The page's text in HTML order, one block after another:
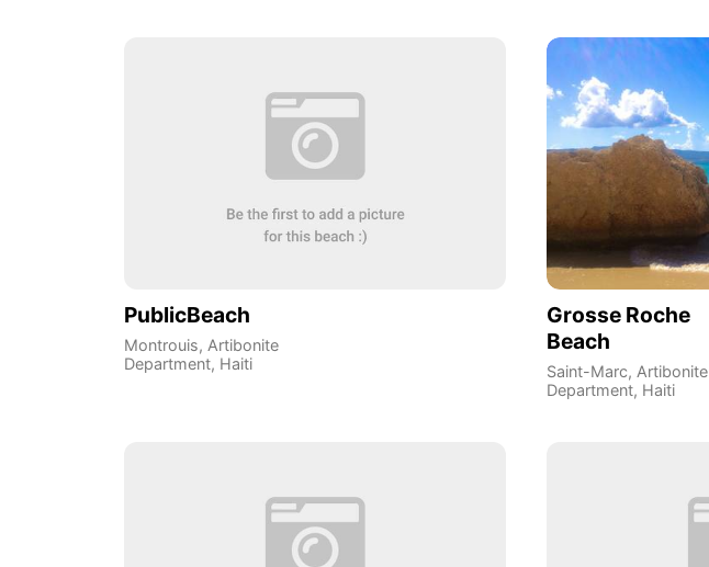
PublicBeach
Montrouis, Artibonite
Department, Haiti
Grosse Roche
Beach
Saint-Marc, Artibonite
Department, Haiti